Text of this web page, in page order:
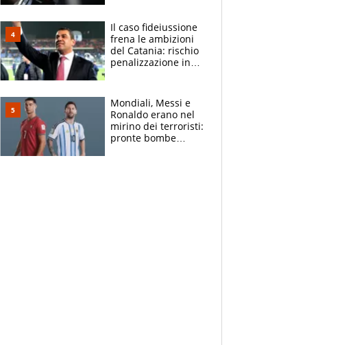
attacco all’Italia
Il caso fideiussione
frena le ambizioni
del Catania: rischio
penalizzazione in
Mondiali, Messi e
Ronaldo erano nel
mirino dei terroristi:
pronte bombe